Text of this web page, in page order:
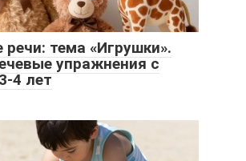
речи: тема «Игрушки».
упражнения с
4 лет